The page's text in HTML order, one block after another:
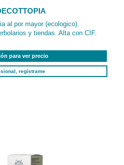
al por mayor (ecologico).
y tiendas. Alta con CIF.
para ver precio
regístrame